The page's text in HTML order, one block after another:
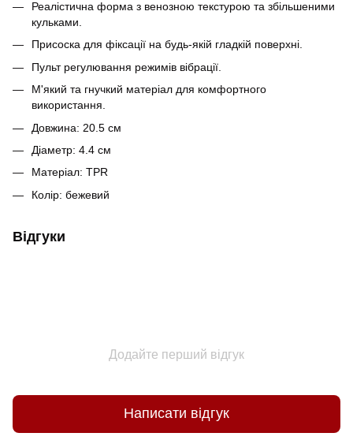
Реалістична форма з венозною текстурою та збільшеними
кульками.
Присоска для фіксації на будь-якій гладкій поверхні.
Пульт регулювання режимів вібрації.
М'який та гнучкий матеріал для комфортного
використання.
Довжина: 20.5 см
Діаметр: 4.4 см
Матеріал: TPR
Колір: бежевий
Відгуки
Додайте перший відгук
Написати відгук